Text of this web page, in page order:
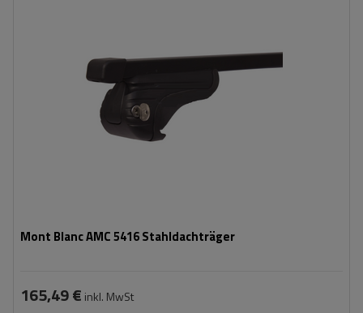
Mont Blanc AMC 5416 Stahldachträger
165,49 € inkl. MwSt